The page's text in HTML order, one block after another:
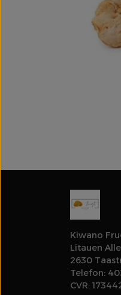
Kiwano
Litauen Alle
2630
Telefon:
CVR: